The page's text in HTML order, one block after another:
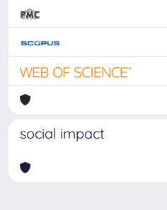
social impact